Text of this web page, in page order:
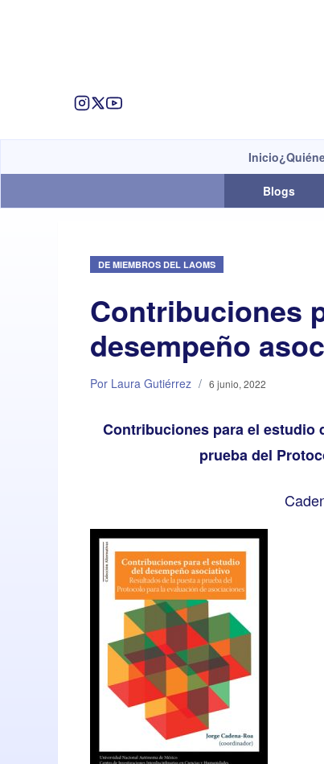
Inicio
Blogs
DE MIEMBROS DEL LAOMS
Contribuciones
desempeño
Por Laura Gutiérrez / 6 junio, 2022
Contribuciones para el estudio
prueba del